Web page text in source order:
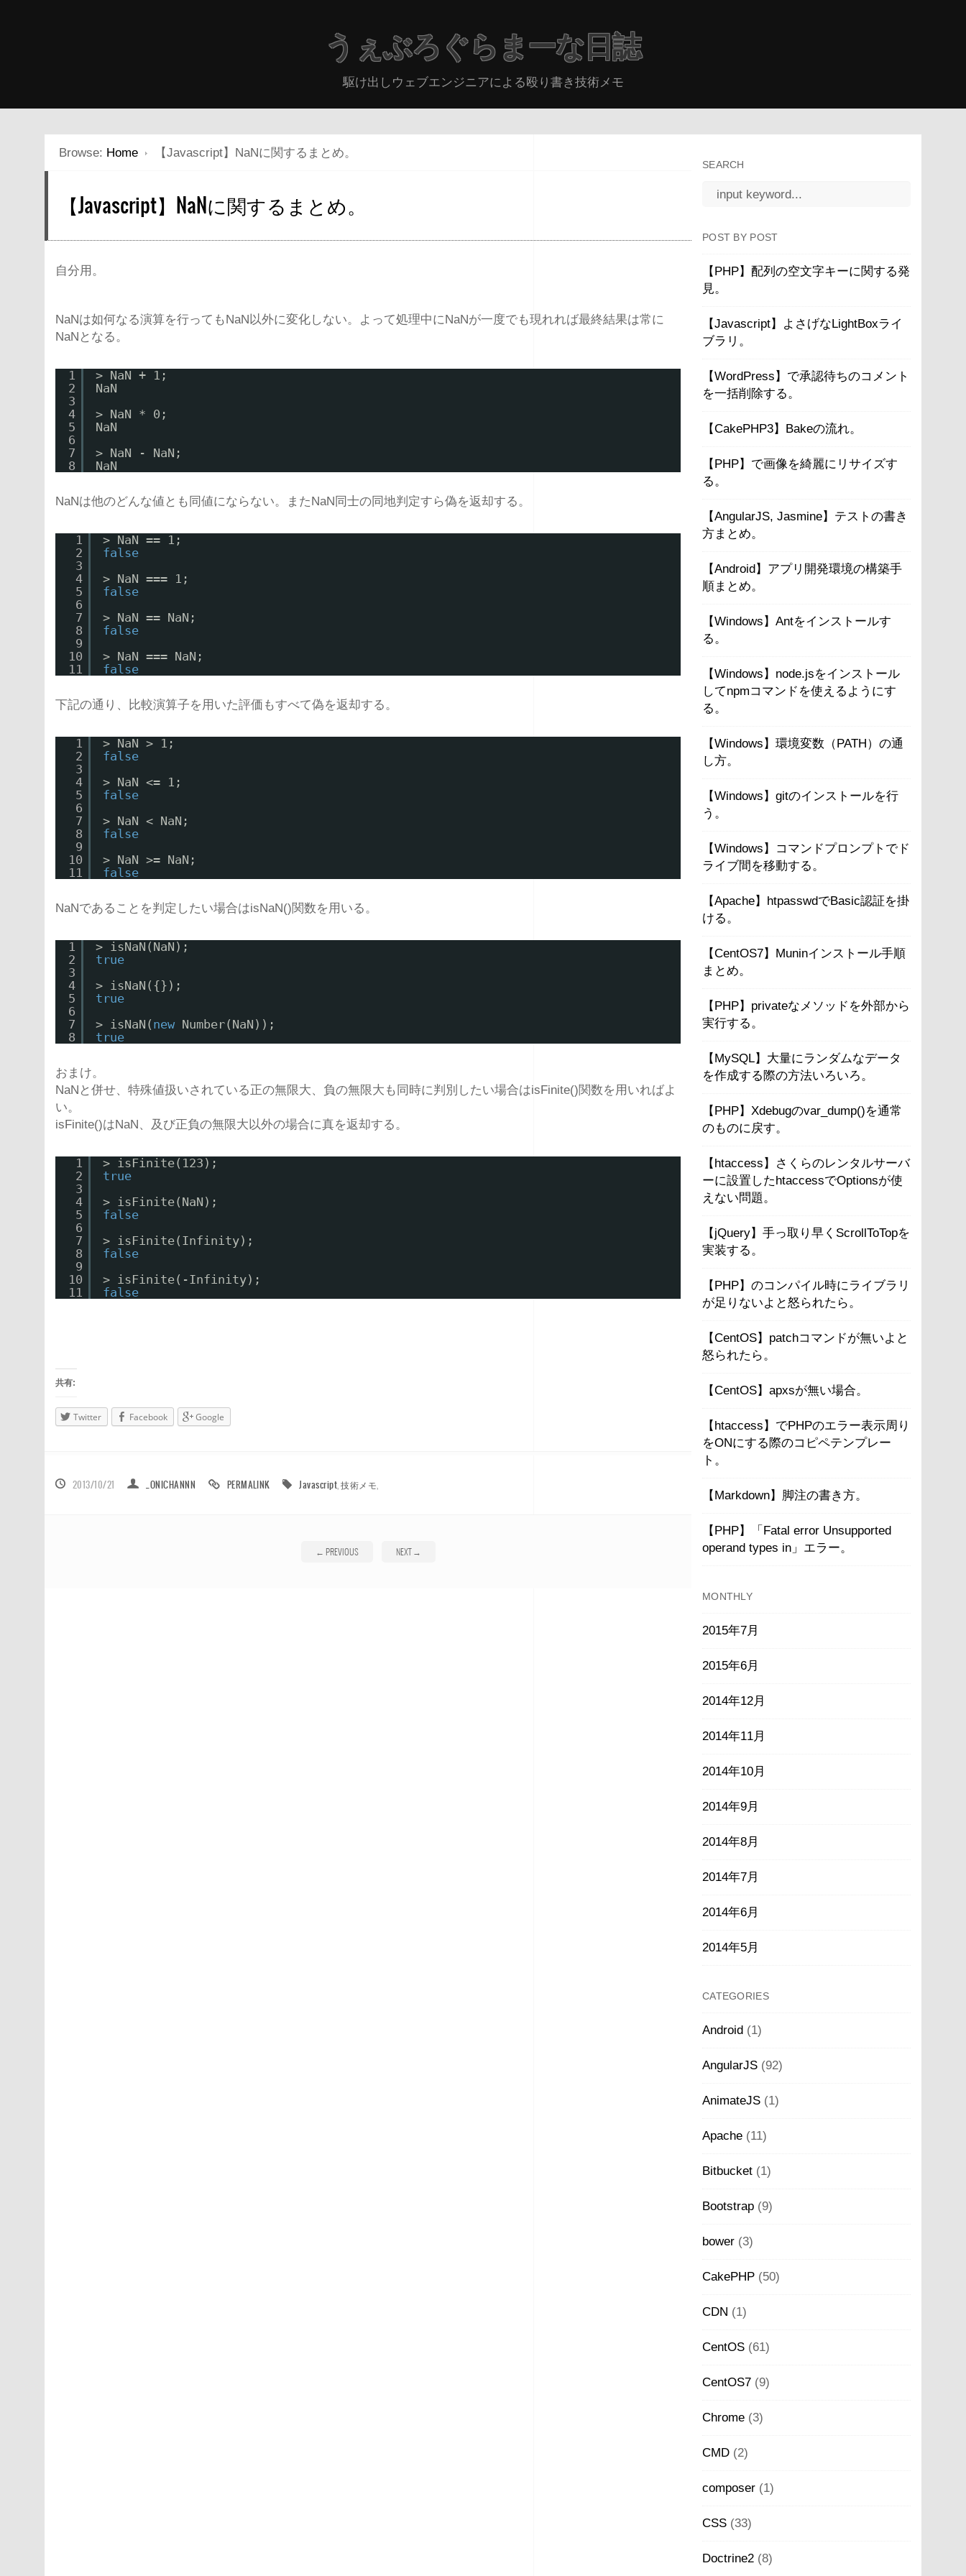
うぇぶろぐらまーな日誌
駆け出しウェブエンジニアによる殴り書き技術メモ
Browse: Home 【Javascript】NaNに関するまとめ。
【Javascript】NaNに関するまとめ。
自分用。
NaNは如何なる演算を行ってもNaN以外に変化しない。よって処理中にNaNが一度でも現れれば最終結果は常に
NaNとなる。
1
2
3
4
5
6
7
8
> NaN + 1;
NaN
> NaN * 0;
NaN
> NaN - NaN;
NaN
NaNは他のどんな値とも同値にならない。またNaN同士の同地判定すら偽を返却する。
1
2
3
4
5
6
7
8
9
10
11
> NaN == 1;
false
> NaN === 1;
false
> NaN == NaN;
false
> NaN === NaN;
false
下記の通り、比較演算子を用いた評価もすべて偽を返却する。
1
2
3
4
5
6
7
8
9
10
11
> NaN > 1;
false
> NaN <= 1;
false
> NaN < NaN;
false
> NaN >= NaN;
false
NaNであることを判定したい場合はisNaN()関数を用いる。
1
2
3
4
5
6
7
8
> isNaN(NaN);
true
> isNaN({});
true
> isNaN( new Number(NaN));
true
おまけ。
NaNと併せ、特殊値扱いされている正の無限大、負の無限大も同時に判別したい場合はisFinite()関数を用いればよ
い。
isFinite()はNaN、及び正負の無限大以外の場合に真を返却する。
1
2
3
4
5
6
7
8
9
10
11
> isFinite(123);
true
> isFinite(NaN);
false
> isFinite(Infinity);
false
> isFinite(-Infinity);
false
共有:
Twitter Facebook Google
2013/10/21 _ONICHANNN PERMALINK Javascript ,技術メモ
← PREVIOUS NEXT→
SEARCH
POST BY POST
【PHP】配列の空文字キーに関する発
見。
【Javascript】よさげなLightBoxライ
ブラリ。
【WordPress】で承認待ちのコメント
を一括削除する。
【CakePHP3】Bakeの流れ。
【PHP】で画像を綺麗にリサイズす
る。
【AngularJS, Jasmine】テストの書き
方まとめ。
【Android】アプリ開発環境の構築手
順まとめ。
【Windows】Antをインストールす
る。
【Windows】node.jsをインストール
してnpmコマンドを使えるようにす
る。
【Windows】環境変数（PATH）の通
し方。
【Windows】gitのインストールを行
う。
【Windows】コマンドプロンプトでド
ライブ間を移動する。
【Apache】htpasswdでBasic認証を掛
ける。
【CentOS7】Muninインストール手順
まとめ。
【PHP】privateなメソッドを外部から
実行する。
【MySQL】大量にランダムなデータ
を作成する際の方法いろいろ。
【PHP】Xdebugのvar_dump()を通常
のものに戻す。
【htaccess】さくらのレンタルサーバ
ーに設置したhtaccessでOptionsが使
えない問題。
【jQuery】手っ取り早くScrollToTopを
実装する。
【PHP】のコンパイル時にライブラリ
が足りないよと怒られたら。
【CentOS】patchコマンドが無いよと
怒られたら。
【CentOS】apxsが無い場合。
【htaccess】でPHPのエラー表示周り
をONにする際のコピペテンプレー
ト。
【Markdown】脚注の書き方。
【PHP】「Fatal error Unsupported
operand types in」エラー。
MONTHLY
2015年7月
2015年6月
2014年12月
2014年11月
2014年10月
2014年9月
2014年8月
2014年7月
2014年6月
2014年5月
CATEGORIES
Android (1)
AngularJS (92)
AnimateJS (1)
Apache (11)
Bitbucket (1)
Bootstrap (9)
bower (3)
CakePHP (50)
CDN (1)
CentOS (61)
CentOS7 (9)
Chrome (3)
CMD (2)
composer (1)
CSS (33)
Doctrine2 (8)